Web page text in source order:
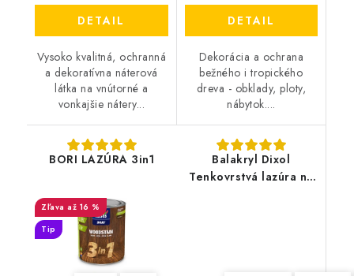
DETAIL
Vysoko kvalitná, ochranná
a dekoratívna náterová
látka na vnútorné a
vonkajšie nátery...
DETAIL
Dekorácia a ochrana
bežného i tropického
dreva - obklady, ploty,
nábytok....
BORI LAZÚRA 3in1
až 16 %
Tip
Balakryl Dixol
Tenkovrstvá lazúra na